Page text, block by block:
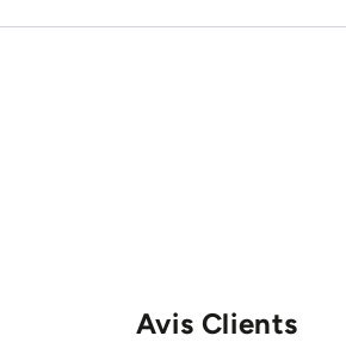
Avis Clients